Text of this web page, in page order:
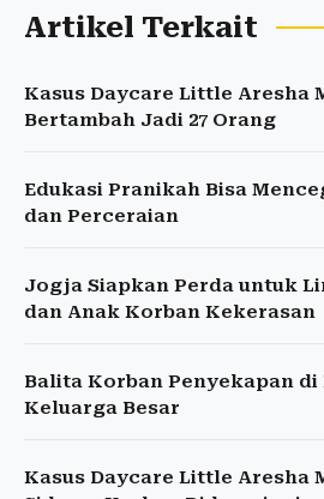
Artikel Terkait
Kasus Daycare Little Aresha
Bertambah Jadi 27 Orang
Edukasi Pranikah Bisa
dan Perceraian
Jogja Siapkan Perda untuk
dan Anak Korban Kekerasan
Balita Korban Penyekapan
Keluarga Besar
Kasus Daycare Little Aresha